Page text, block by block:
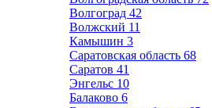
Волгоград 42
Волжский 11
Камышин 3
Саратовская область 68
Саратов 41
Энгельс 10
Балаково 6